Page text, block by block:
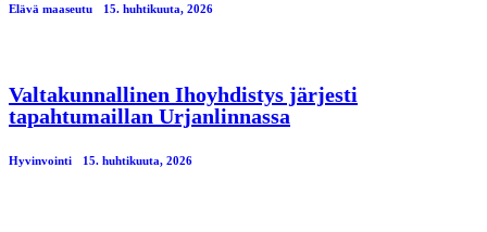
Elävä maaseutu 15. huhtikuuta, 2026
Valtakunnallinen Ihoyhdistys järjesti
tapahtumaillan Urjanlinnassa
Hyvinvointi 15. huhtikuuta, 2026